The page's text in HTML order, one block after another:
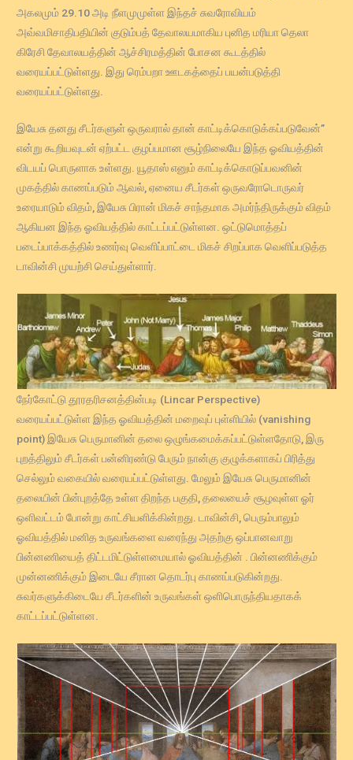
அகலமும் 29.10 அடி நீளமுமுள்ள இந்தச் சுவரோவியம்
அவ்வமிசாதிபதியின் குடும்பத் தேவாலயமாகிய புனித மரியா தெலா
கிரேசி தேவாலயத்தின் ஆச்சிரமத்தின் போசன கூடத்தில்
வரையப்பட்டுள்ளது. இது ரெம்பறா ஊடகத்தைப் பயன்படுத்தி
வரையப்பட்டுள்ளது.
இயேசு தனது சீடர்களுள் ஒருவரால் தான் காட்டிக்கொடுக்கப்படுவேன்”
என்று கூறியவுடன் ஏற்பட்ட குழப்பமான சூழ்நிலையே இந்த ஓவியத்தின்
விடயப் பொருளாக உள்ளது. யூதாஸ் எனும் காட்டிக்கொடுப்பவனின்
முகத்தில் காணப்படும் ஆவல், ஏனைய சீடர்கள் ஒருவரோடொருவர்
உரையாடும் விதம், இயேசு பிரான் மிகச் சாந்தமாக அமர்ந்திருக்கும் விதம்
ஆகியன இந்த ஓவியத்தில் காட்டப்பட்டுள்ளன. ஒட்டுமொத்தப்
படைப்பாக்கத்தில் உணர்வு வெளிப்பாட்டை மிகச் சிறப்பாக வெளிப்படுத்த
டாவின்சி முயற்சி செய்துள்ளார்.
நேர்கோட்டு தூரதரிசனத்தின்படி (Lincar Perspective)
வரையப்பட்டுள்ள இந்த ஓவியத்தின் மறைவுப் புள்ளியில் (vanishing
point) இயேசு பெருமானின் தலை ஒழுங்கமைக்கப்பட்டுள்ளதோடு, இரு
புறத்திலும் சீடர்கள் பன்னிரண்டு பேரும் நான்கு குழுக்களாகப் பிரித்து
செல்லும் வகையில் வரையப்பட்டுள்ளது. மேலும் இயேசு பெருமானின்
தலையின் பின்புறத்தே உள்ள திறந்த பகுதி, தலையைச் சூழவுள்ள ஓர்
ஒளிவட்டம் போன்று காட்சியளிக்கின்றது. டாவின்சி, பெரும்பாலும்
ஓவியத்தில் மனித உருவங்களை வரைந்து அதற்கு ஒப்பானவாறு
பின்னணியைத் திட்டமிட்டுள்ளமையால் ஓவியத்தின் . பின்னணிக்கும்
முன்னணிக்கும் இடையே சீரான தொடர்பு காணப்படுகின்றது.
சுவர்களுக்கிடையே சீடர்களின் உருவங்கள் ஒளிபொருந்தியதாகக்
காட்டப்பட்டுள்ளன.